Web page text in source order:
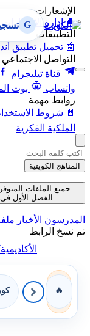
الإشعارات
🔔 إدارة الإشعارات
التطبيقات
🤖 تحميل تطبيق
التواصل
قناة تيليجرام
واتساب
بوت
روابط مهمة
📄 شروط
الملكية الفكرية
G
المناهج الكويتية
جميع الملفات
الفصل الأول في
المدرسون الأخبار
تم نسخ الرابط
الأكاديمية
🔥